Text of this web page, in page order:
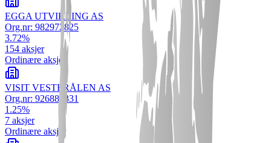
EGGA UTVIKLING AS
Org.nr: 982972825
3.72%
154 aksjer
Ordinære aksjer
VISIT VESTERÅLEN AS
Org.nr: 926888331
1.25%
7 aksjer
Ordinære aksjer